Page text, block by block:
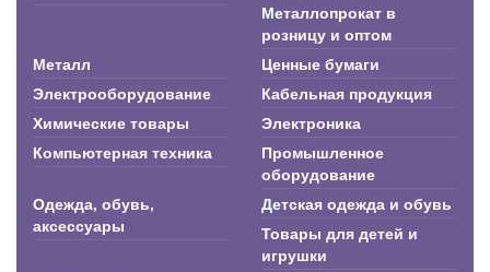
Металлопрокат в
розницу и оптом
Металл
Ценные бумаги
Электрооборудование
Кабельная продукция
Химические товары
Электроника
Компьютерная техника
Промышленное
оборудование
Одежда, обувь,
аксессуары
Детская одежда и обувь
Товары для детей и
игрушки